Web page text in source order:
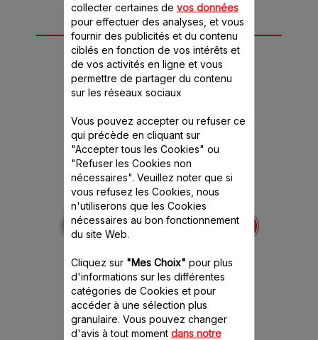
Autre(s) accessoire(s)
recommandé(s)
Bol hachoir MS-
652092
Transparent et gradué
Stock disponible.
8.20 CHF
Ajouter au panier
collecter certaines de vos données
pour effectuer des analyses, et vous
fournir des publicités et du contenu
ciblés en fonction de vos intérêts et
de vos activités en ligne et vous
permettre de partager du contenu
sur les réseaux sociaux
Vous pouvez accepter ou refuser ce
qui précède en cliquant sur
"Accepter tous les Cookies" ou
"Refuser les Cookies non
nécessaires". Veuillez noter que si
vous refusez les Cookies, nous
n'utiliserons que les Cookies
nécessaires au bon fonctionnement
du site Web.
Cliquez sur "Mes Choix" pour plus
d'informations sur les différentes
catégories de Cookies et pour
accéder à une sélection plus
granulaire. Vous pouvez changer
d'avis à tout moment dans notre